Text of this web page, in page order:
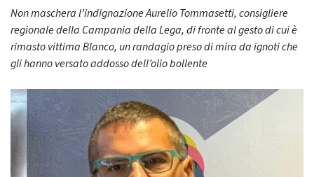
Non maschera l’indignazione Aurelio Tommasetti, consigliere
regionale della Campania della Lega, di fronte al gesto di cui è
rimasto vittima Blanco, un randagio preso di mira da ignoti che
gli hanno versato addosso dell’olio bollente